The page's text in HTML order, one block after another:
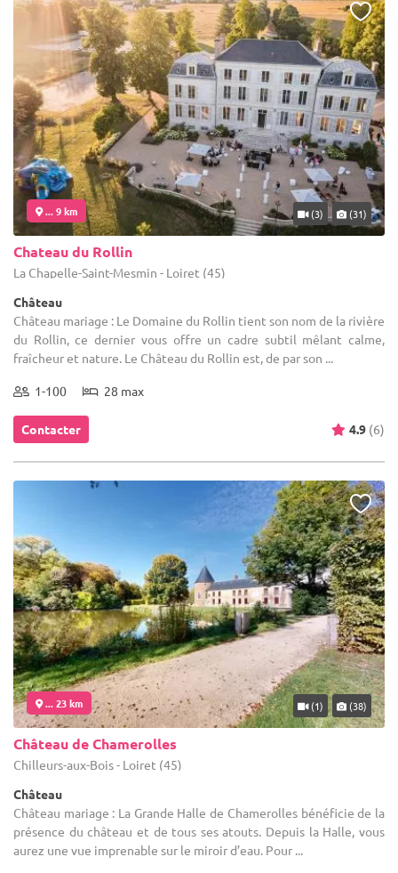
... 9 km (3) (31)
Chateau du Rollin
La Chapelle-Saint-Mesmin - Loiret (45)
Château
Château mariage : Le Domaine du Rollin tient son nom de la rivière
du Rollin, ce dernier vous offre un cadre subtil mêlant calme,
fraîcheur et nature. Le Château du Rollin est, de par son ...
1-100 28 max
Contacter 4.9 (6)
... 23 km (1) (38)
Château de Chamerolles
Chilleurs-aux-Bois - Loiret (45)
Château
Château mariage : La Grande Halle de Chamerolles bénéficie de la
présence du château et de tous ses atouts. Depuis la Halle, vous
aurez une vue imprenable sur le miroir d’eau. Pour ...